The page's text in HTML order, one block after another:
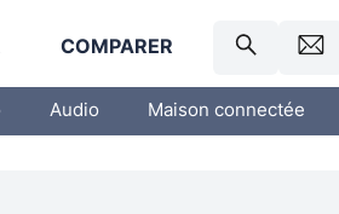
COMPARER
Audio Maison connectée